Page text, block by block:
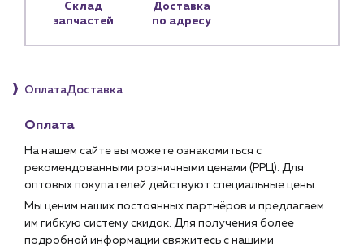
Чат-бот
Пн – пт: 9:00 – 18:00
Склад
запчастей
Доставка
по адресу
ОплатаДоставка
Оплата
На нашем сайте вы можете ознакомиться с
рекомендованными розничными ценами (РРЦ). Для
оптовых покупателей действуют специальные цены.
Мы ценим наших постоянных партнёров и предлагаем
им гибкую систему скидок. Для получения более
подробной информации свяжитесь с нашими